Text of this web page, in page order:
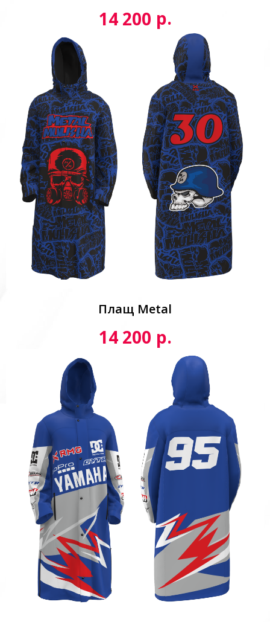
14 200 р.
Плащ Metal
14 200 р.